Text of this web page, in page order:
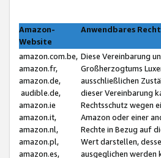
Amazon-
Website
Anwendbares
amazon.com.be,
amazon.fr,
amazon.de,
audible.de,
amazon.ie
amazon.it,
amazon.nl,
amazon.pl,
amazon.es,
Diese Vereinbarung
Großherzogtums
ausschließlichen
dieser Vereinbarung
Rechtsschutz wegen
Amazon oder einer
Rechte in Bezug auf
Wert darstellen,
ausgeglichen werden